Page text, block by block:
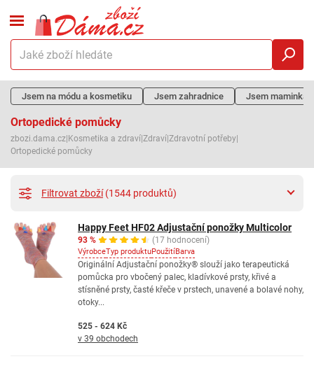
Jsem na módu a kosmetiku Jsem zahradnice Jsem maminka
Ortopedické pomůcky
zbozi.dama.cz Kosmetika a zdraví Zdraví Zdravotní potřeby
Ortopedické pomůcky
Happy Feet HF02 Adjustační ponožky Multicolor
93 % (17 hodnocení)
VýrobceTyp produktuPoužitíBarva
Originální Adjustační ponožky® slouží jako terapeutická
pomůcka pro vbočený palec, kladívkové prsty, křivé a
stísněné prsty, časté křeče v prstech, unavené a bolavé nohy,
otoky...
525 - 624 Kč
v 39 obchodech
Filtrovat zboží (1544 produktů)